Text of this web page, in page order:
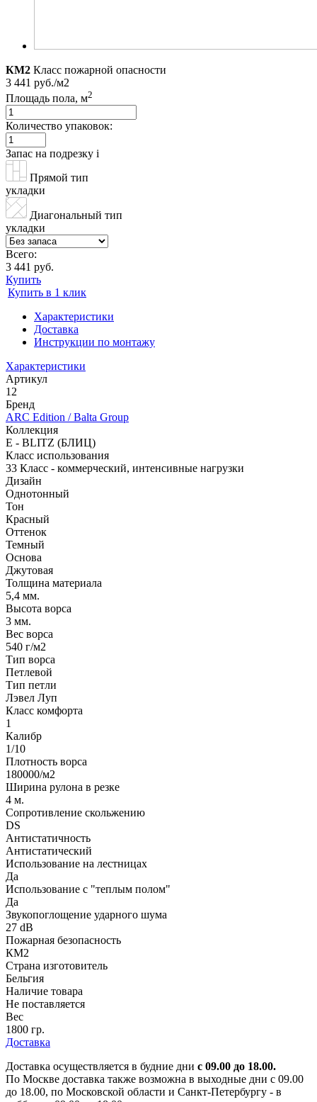
КМ2 Класс пожарной опасности
3 441 руб./м2
Площадь пола, м2
Количество упаковок:
Запас на подрезку i
Прямой тип
укладки
Диагональный тип
укладки
Всего:
3 441 руб.
Купить
Купить в 1 клик
Характеристики
Доставка
Инструкции по монтажу
Характеристики
Артикул
12
Бренд
ARC Edition / Balta Group
Коллекция
E - BLITZ (БЛИЦ)
Класс использования
33 Класс - коммерческий, интенсивные нагрузки
Дизайн
Однотонный
Тон
Красный
Оттенок
Темный
Основа
Джутовая
Толщина материала
5,4 мм.
Высота ворса
3 мм.
Вес ворса
540 г/м2
Тип ворса
Петлевой
Тип петли
Лэвел Луп
Класс комфорта
1
Калибр
1/10
Плотность ворса
180000/м2
Ширина рулона в резке
4 м.
Сопротивление скольжению
DS
Антистатичность
Антистатический
Использование на лестницах
Да
Использование с "теплым полом"
Да
Звукопоглощение ударного шума
27 dB
Пожарная безопасность
КМ2
Страна изготовитель
Бельгия
Наличие товара
Не поставляется
Вес
1800 гр.
Доставка
Доставка осуществляется в будние дни с 09.00 до 18.00.
По Москве доставка также возможна в выходные дни с 09.00
до 18.00, по Московской области и Санкт-Петербургу - в